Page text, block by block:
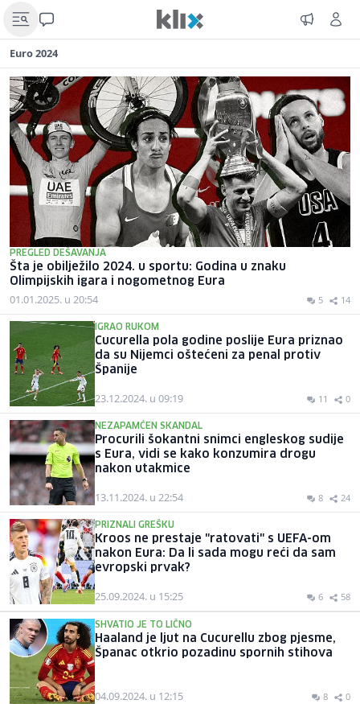
Euro 2024
PREGLED DEŠAVANJA
Šta je obilježilo 2024. u sportu: Godina u znaku
Olimpijskih igara i nogometnog Eura
01.01.2025. u 20:54 5 14
IGRAO RUKOM
Cucurella pola godine poslije Eura priznao
da su Nijemci oštećeni za penal protiv
Španije
23.12.2024. u 09:19 11 0
NEZAPAMĆEN SKANDAL
Procurili šokantni snimci engleskog sudije
s Eura, vidi se kako konzumira drogu
nakon utakmice
13.11.2024. u 22:54 8 24
PRIZNALI GREŠKU
Kroos ne prestaje "ratovati" s UEFA-om
nakon Eura: Da li sada mogu reći da sam
evropski prvak?
25.09.2024. u 15:25 6 58
SHVATIO JE TO LIČNO
Haaland je ljut na Cucurellu zbog pjesme,
Španac otkrio pozadinu spornih stihova
04.09.2024. u 12:15 8 0